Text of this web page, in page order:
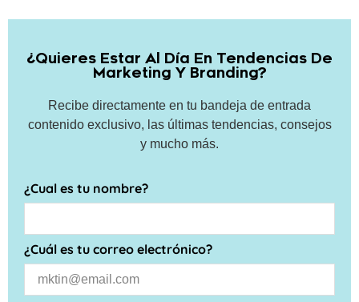
¿Quieres Estar Al Día En Tendencias De
Marketing Y Branding?
Recibe directamente en tu bandeja de entrada
contenido exclusivo, las últimas tendencias, consejos
y mucho más.
¿Cual es tu nombre?
¿Cuál es tu correo electrónico?